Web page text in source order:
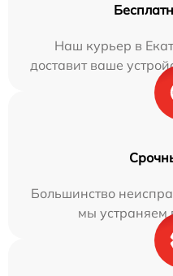
Наш курьер в
доставит ваше
Большинство
мы устраняем